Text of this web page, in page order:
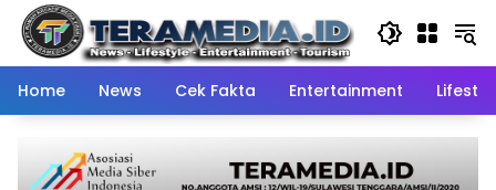
Skip
content
Home
News Cek Fakta Entertainment